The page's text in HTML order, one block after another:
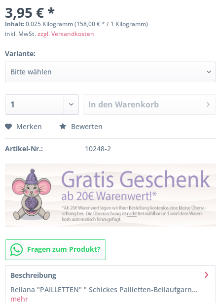
3,95 € *
Inhalt:0.025 Kilogramm (158,00 € * / 1 Kilogramm)
inkl. MwSt.zzgl. Versandkosten
Variante:
In den Warenkorb
Merken Bewerten
Artikel-Nr.: 10248-2
Fragen zum Produkt?
Beschreibung
Rellana "PAILLETTEN" " Schickes Pailletten-Beilaufgarn...
mehr